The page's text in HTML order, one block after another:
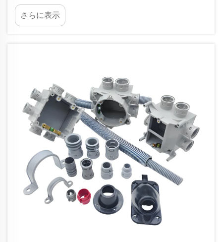
の液体からの侵入から保護します。このような保
護は極めて重要であり、短絡事故を防止し、建物
全体の安全性を確保します…
さらに表示